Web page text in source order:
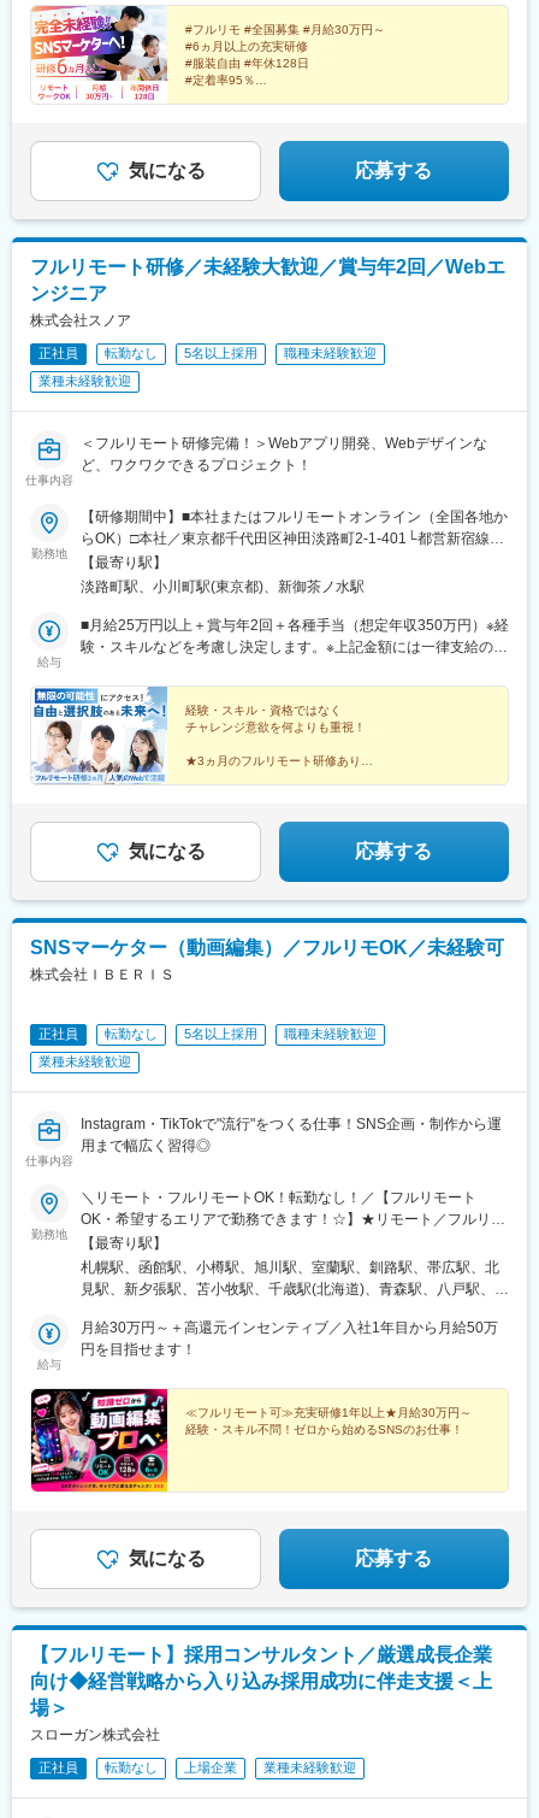
間ビル■池袋東京都豊島区東池袋2-62-8 BIGオフィスプラザ池袋■
梅田大阪府大阪市北区梅田1-2-2 大阪駅前第2ビル12-12号■名古屋
愛知県名古屋市中村区名駅4-24-5 第2森ビル■博多福岡県福岡市博
多区博多駅前1-23-1 ParkFront博多駅前1丁目5F-B
駅、秋田駅、横手駅、能代駅、湯沢駅、大久保駅(秋田県)、鷹ノ巣
駅、山形駅、鶴岡駅、酒田駅、米沢駅、天童駅、さくらんぼ東根
駅、寒河江駅、新庄駅、水戸駅、つくば駅、日立駅、勝田駅、土
浦駅、古河駅、取手駅、下館駅、笹川駅、牛久駅、龍ケ崎市駅、
守谷駅、水海道駅、宇都宮駅、小山駅、栃木駅、足利駅、佐野
駅、前橋駅、太田駅(群馬県)、伊勢崎駅、桐生駅、館林駅、川口元
郷駅、川越駅、所沢駅、越谷駅、草加駅、春日部駅、上尾駅、熊
駅、葛西駅、北千住駅、荻窪駅、大山駅(東京都)、八王子駅、豊洲
駅、亀有駅、町田駅、品川駅、赤羽駅、新宿三丁目駅、中野駅(東
京都)、池袋駅、目黒駅、錦糸町駅、六本木駅、渋谷駅、調布駅、
上野駅、小平駅、立川駅、日本橋駅(東京都)、吉祥寺駅、多摩セン
ター駅、青梅駅、国分寺駅、武蔵小金井駅、昭島駅、東京駅、国
立駅、玉川上水駅、東久留米駅、船橋駅、松戸駅、市川駅、柏
駅、五井駅、千葉駅、流山おおたかの森駅、八千代台駅、習志野
賀駅、横浜駅、上溝駅、川崎駅、平塚駅、茅ケ崎駅、大和駅(神奈
川県)、本厚木駅、小田原駅、鎌倉駅、秦野駅、座間駅、伊勢原
田駅(長野県)、豊科駅、中野松川駅、飯山駅、須坂駅、広丘駅、甲
府駅、竜王駅、石和温泉駅、富士山駅、山梨市駅、都留市駅、韮
崎駅、大月駅、富山駅、越中中川駅、砺波駅、黒部駅、魚津駅、
滑川駅、金沢駅、福井駅(福井県)、敦賀駅、浜松駅、静岡駅、富士
市駅、名鉄一宮駅、三河安城駅、岐阜駅、各務ケ原駅、多治見
駅、可児駅、四日市駅、津駅、名張駅、布施駅、豊中駅、吹田駅
線)、亀岡駅、奈良駅、天理駅、和歌山駅、姫路駅、西宮駅(ＪＲ
線)、尼崎駅(東海道本線)、明石駅、神戸駅(兵庫県)、宝塚駅、伊丹
駅(阪急線)、芦屋駅(東海道本線)、大津駅、草津駅(滋賀県)、彦根
駅、八日市駅、倉敷市駅、岡山駅、津山駅、広島駅、福山駅、呉
駅、西条駅(広島県)、尾道駅、下関駅、山口駅(山口県)、宇部駅、
駅、徳島駅、阿南駅、鳴門駅、久留米駅、小倉駅(福岡県)、大牟田
駅、筑紫駅、天神駅、大分駅、別府駅(大分県)、中津駅(大分県)、
宮崎駅、延岡駅、都城駅、鹿児島駅、熊本駅、佐賀駅、長崎駅(長
崎県)、佐世保駅、那覇空港駅(鉄道)、秋葉原駅、高田馬場駅、綾
瀬駅、豊田駅、溝の口駅、なんば駅(地下鉄)、心斎橋駅、天王寺
駅、金山駅(愛知県)、伏見駅(愛知県)、博多駅、中洲川端駅、山科
駅、久喜駅、本八幡駅(総武線)、大宮駅(埼玉県)、さっぽろ駅、函
駅、西桐生駅、川口駅、北朝霞駅、新代田駅、蓮沼駅、西葛西
駅、牛田駅(東京都)、板橋区役所前駅、京王八王子駅、北品川駅、
赤羽岩淵駅、新宿駅(東京メトロ)、東池袋駅、不動前駅、住吉駅
駅、三越前駅、二重橋前駅、桜街道駅、京成船橋駅、京成千葉
駅、北習志野駅、野田市駅、京成成田駅、仲ノ町駅、逸見駅、新
駅、新魚津駅、北鉄金沢駅、福井駅、新浜松駅、新静岡駅、新豊
橋駅、近鉄名古屋駅、尾張一宮駅、名鉄岐阜駅、名電各務原駅、
新可児駅、ＪＲ河内永和駅、大阪梅田駅(阪急線)、九条駅(京都
府)、田中口駅、山陽姫路駅、西宮駅、山陽明石駅、ハーバーラン
ド駅、宝塚南口駅、新伊丹駅、芦屋川駅、上栄町駅、新八日市
駅、高松築港駅、眉山ロープウェイ山麓駅、西鉄福岡駅、鹿児島
駅前駅、熊本駅前駅、長崎駅前駅、佐世保中央駅、神泉駅、岩本
橋駅、大阪阿部野橋駅、東別院駅、丸の内駅(愛知県)、祇園駅(福
岡県)、櫛田神社前駅、京阪山科駅、本八幡駅(都営線)、北１２条
駅、松風町駅、広瀬通駅、東宿郷駅、下北沢駅、京成関屋駅、新
宿駅、都電雑司ケ谷駅、麻布十番駅、京成上野駅、立川南駅、茅
場町駅、京橋駅(東京都)、東海神駅、栄町駅(千葉県)、汐入駅、高
一通り駅、日吉町駅、駅前駅、名鉄名古屋駅、河内永和駅、大阪
梅田駅(阪神線)、東寺駅、阪神国道駅、西新町駅、高速神戸駅、芦
(南海線)、長堀橋駅、天王寺駅前駅、栄駅(愛知県)、呉服町駅(福岡
県)、四宮駅、京成八幡駅
#フルリモ #全国募集 #月給30万円～
#6ヵ月以上の充実研修
#服装自由 #年休128日
#定着率95％
気になる 応募する
フルリモート研修／未経験大歓迎／賞与年2回／Webエ
ンジニア
株式会社スノア
正社員 転勤なし 5名以上採用
職種未経験歓迎
業種未経験歓迎
仕事内容
＜フルリモート研修完備！＞Webアプリ開発、Webデザインな
ど、ワクワクできるプロジェクト！
勤務地
【研修期間中】■本社またはフルリモートオンライン（全国各地か
らOK）□本社／東京都千代田区神田淡路町2-1-401└都営新宿線
「小川町駅」より徒歩1分└東京メトロ丸ノ内線「淡路町駅」より
徒歩2分└東京メトロ千代田線「新御茶ノ水駅」より徒歩3【研修
地は希望を考慮します。※転居を伴う転勤はありません。※すべて
徒歩10分以内の駅チカオフィスです。※フルリモート・在宅勤
【最寄り駅】
淡路町駅、小川町駅(東京都)、新御茶ノ水駅
給与
■月給25万円以上＋賞与年2回＋各種手当（想定年収350万円）※経
験・スキルなどを考慮し決定します。※上記金額には一律支給の住
（期間中は月給23万円以上で、その他の待遇に変更なし）☆経験
がある方は、現職・前職給与を考慮します。☆明確な評価制度あ
り。個人の頑張りに応じて評価します。【年収アップイメージ】
年収450万円（未経験入社2年目）年収590万円（未経験入社3年
目）年収770万円（未経験入社5年目）
経験・スキル・資格ではなく
チャレンジ意欲を何よりも重視！
★3ヵ月のフルリモート研修あり！
★全国にプロジェクトあり！
★しっかり休めてオフも満喫♪
気になる 応募する
SNSマーケター（動画編集）／フルリモOK／未経験可
株式会社ＩＢＥＲＩＳ
正社員 転勤なし 5名以上採用
職種未経験歓迎
業種未経験歓迎
仕事内容
Instagram・TikTokで"流行"をつくる仕事！SNS企画・制作から運
用まで幅広く習得◎
勤務地
＼リモート・フルリモートOK！転勤なし！／【フルリモート
OK・希望するエリアで勤務できます！☆】★リモート／フルリモ
ート選択可★通勤なし・全国どこからでも勤務OK★将来的には
「カフェで仕事」「旅しながら働く」も可能★転勤なし（地方在
住の方も歓迎）※研修期間中は各プロジェクト先への出社となりま
本社東京都渋谷区道玄坂1-10-8 渋谷道玄坂東急ビル2F-C■銀座東
京都中央区銀座1-12-4 N&E BLD.6F■六本木東京都港区六本木3-
間ビル■池袋東京都豊島区東池袋2-62-8 BIGオフィスプラザ池袋■
梅田大阪府大阪市北区梅田1-2-2 大阪駅前第2ビル12-12号■名古屋
愛知県名古屋市中村区名駅4-24-5 第2森ビル■博多福岡県福岡市博
多区博多駅前1-23-1 ParkFront博多駅前1丁目5F-B
【最寄り駅】
札幌駅、函館駅、小樽駅、旭川駅、室蘭駅、釧路駅、帯広駅、北
見駅、新夕張駅、苫小牧駅、千歳駅(北海道)、青森駅、八戸駅、弘
盛駅、久慈駅、仙台駅、石巻駅、杜せきのした駅、新田駅(宮城
県)、くりこま高原駅、多賀城駅、気仙沼駅、いわき駅、郡山駅(福
駅、秋田駅、横手駅、能代駅、湯沢駅、大久保駅(秋田県)、鷹ノ巣
駅、山形駅、鶴岡駅、酒田駅、米沢駅、天童駅、さくらんぼ東根
駅、寒河江駅、新庄駅、水戸駅、つくば駅、日立駅、勝田駅、土
浦駅、古河駅、取手駅、下館駅、笹川駅、牛久駅、龍ケ崎市駅、
守谷駅、水海道駅、宇都宮駅、小山駅、栃木駅、足利駅、佐野
駅、前橋駅、太田駅(群馬県)、伊勢崎駅、桐生駅、館林駅、川口元
郷駅、川越駅、所沢駅、越谷駅、草加駅、春日部駅、上尾駅、熊
谷駅、浦和駅、新座駅、狭山市駅、入間市駅、三郷駅(埼玉県)、深
谷駅、朝霞台駅、戸田駅(埼玉県)、ふじみ野駅、鴻巣駅、坂戸駅
(埼玉県)、八潮駅、志木駅、飯能駅、世田谷代田駅、練馬駅、蒲田
駅、亀有駅、町田駅、品川駅、赤羽駅、新宿三丁目駅、中野駅(東
京都)、池袋駅、目黒駅、錦糸町駅、六本木駅、渋谷駅、調布駅、
立駅、玉川上水駅、東久留米駅、船橋駅、松戸駅、市川駅、柏
駅、五井駅、千葉駅、流山おおたかの森駅、八千代台駅、習志野
給与
月給30万円～＋高還元インセンティブ／入社1年目から月給50万
円を目指せます！
≪フルリモート可≫充実研修1年以上★月給30万円～
経験・スキル不問！ゼロから始めるSNSのお仕事！
気になる 応募する
【フルリモート】採用コンサルタント／厳選成長企業
向け◆経営戦略から入り込み採用成功に伴走支援＜上
場＞
スローガン株式会社
正社員 転勤なし 上場企業 業種未経験歓迎